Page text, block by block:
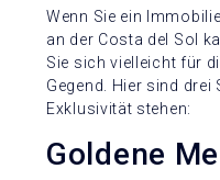
Wenn Sie ein
an der Costa del Sol
Sie sich vielleicht für
Gegend. Hier sind
Exklusivität stehen:
Goldene